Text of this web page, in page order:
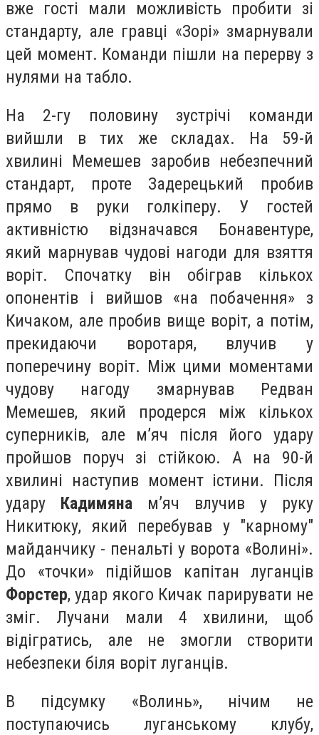
вже гості мали можливість пробити зі
стандарту, але гравці «Зорі» змарнували
цей момент. Команди пішли на перерву з
нулями на табло.
На 2-гу половину зустрічі команди
вийшли в тих же складах. На 59-й
хвилині Мемешев заробив небезпечний
стандарт, проте Задерецький пробив
прямо в руки голкіперу. У гостей
активністю відзначався Бонавентуре,
який марнував чудові нагоди для взяття
воріт. Спочатку він обіграв кількох
опонентів і вийшов «на побачення» з
Кичаком, але пробив вище воріт, а потім,
прекидаючи воротаря, влучив у
поперечину воріт. Між цими моментами
чудову нагоду змарнував Редван
Мемешев, який продерся між кількох
суперників, але м’яч після його удару
пройшов поруч зі стійкою. А на 90-й
хвилині наступив момент істини. Після
удару Кадимяна м’яч влучив у руку
Никитюку, який перебував у "карному"
майданчику - пенальті у ворота «Волині».
До «точки» підійшов капітан луганців
Форстер, удар якого Кичак парирувати не
зміг. Лучани мали 4 хвилини, щоб
відігратись, але не змогли створити
небезпеки біля воріт луганців.
В підсумку «Волинь», нічим не
поступаючись луганському клубу,